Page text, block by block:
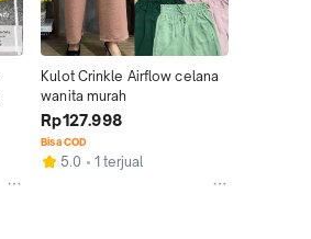
Kulot Crinkle Airflow celana
wanita murah
Rp127.998
Bisa COD
5.0 1 terjual